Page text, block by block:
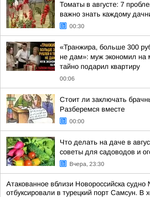
Томаты в августе: 7
важно знать каждому
00:30
«Транжира, больше 300
не дам»: муж экономил на
тайно подарил квартиру
00:06
Стоит ли заключать
Разберемся вместе
00:00
Что делать на даче в
советы для садоводов и
Вчера, 23:30
Атакованное вблизи Новороссийска судно
отбуксировали в турецкий порт Самсун. В